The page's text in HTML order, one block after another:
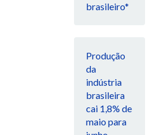
brasileiro*
Produção
da
indústria
brasileira
cai 1,8% de
maio para